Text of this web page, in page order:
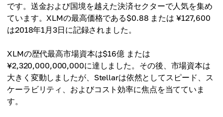
です。送金および国境を越えた決済セクターで人気を集め
ています。XLMの最高価格である$0.88 または ¥127,600
は2018年1月3日に記録されました。
XLMの歴代最高市場資本は$16億 または
¥2,320,000,000,000に達しました。その後、市場資本は
大きく変動しましたが、Stellarは依然としてスピード、ス
ケーラビリティ、およびコスト効率に焦点を当てていま
す。